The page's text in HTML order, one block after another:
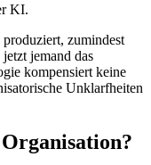
KI.
zumindest
jemand das
kompensiert keine
Unklarfheiten